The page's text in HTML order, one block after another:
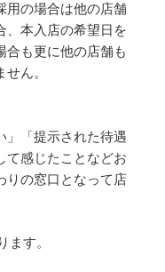
用の場合は他の店舗
、本入店の希望日を
合も更に他の店舗も
ん。
」「提示された待遇
て感じたことなどお
りの窓口となって店
ます。